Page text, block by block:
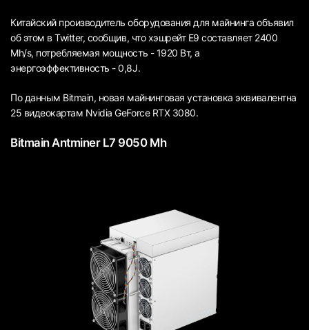
Китайский производитель оборудования для майнинга объявил
об этом в Twitter, сообщив, что хэшрейт E9 составляет 2400
Mh/s, потребляемая мощность - 1920 Вт, а
энергоэффективность - 0,8J.
По данным Bitmain, новая майнинговая установка эквивалентна
25 видеокартам Nvidia GeForce RTX 3080.
Bitmain Antminer L7 9050 Mh